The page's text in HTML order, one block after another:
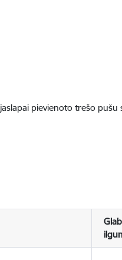
pievienoto trešo pušu